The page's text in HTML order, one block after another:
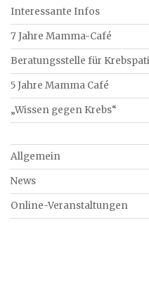
Interessante Infos
7 Jahre Mamma-Café
Beratungsstelle für
5 Jahre Mamma Café
„Wissen gegen Krebs“
Allgemein
News
Online-Veranstaltungen